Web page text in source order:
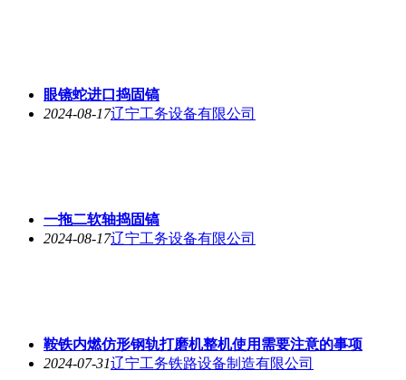
眼镜蛇进口捣固镐
2024-08-17辽宁工务设备有限公司
一拖二软轴捣固镐
2024-08-17辽宁工务设备有限公司
鞍铁内燃仿形钢轨打磨机整机使用需要注意的事项
2024-07-31辽宁工务铁路设备制造有限公司